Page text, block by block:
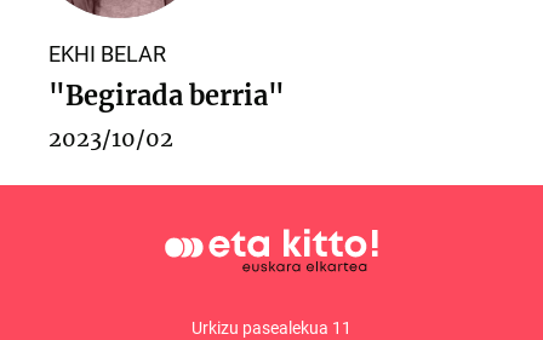
EKHI BELAR
"Begirada berria"
2023/10/02
Urkizu pasealekua 11